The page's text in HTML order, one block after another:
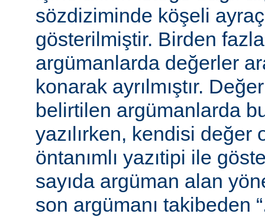
sözdiziminde köşeli
gösterilmiştir. Birden
argümanlarda değerler
konarak ayrılmıştır.
belirtilen argümanlarda
yazılırken, kendisi değer
öntanımlı yazıtipi ile
sayıda argüman alan
son argümanı takibeden